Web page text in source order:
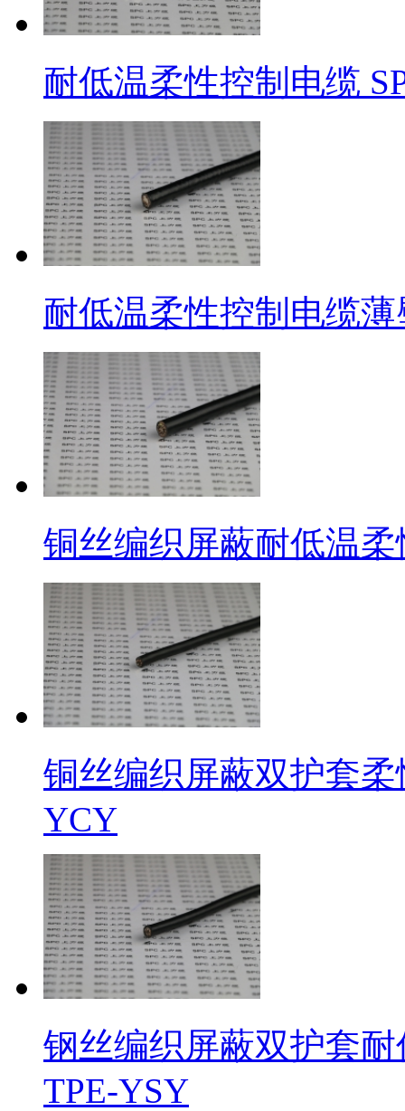
耐低温柔性控制电缆
耐低温柔性控制电缆
铜丝编织屏蔽耐低温
铜丝编织屏蔽双护套柔
YCY
钢丝编织屏蔽双护套
TPE-YSY